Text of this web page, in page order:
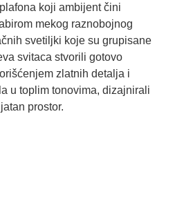
koji ambijent čini
mekog raznobojnog
svetiljki koje su grupisane
svitaca stvorili gotovo
zlatnih detalja i
u toplim tonovima, dizajnirali
prostor.